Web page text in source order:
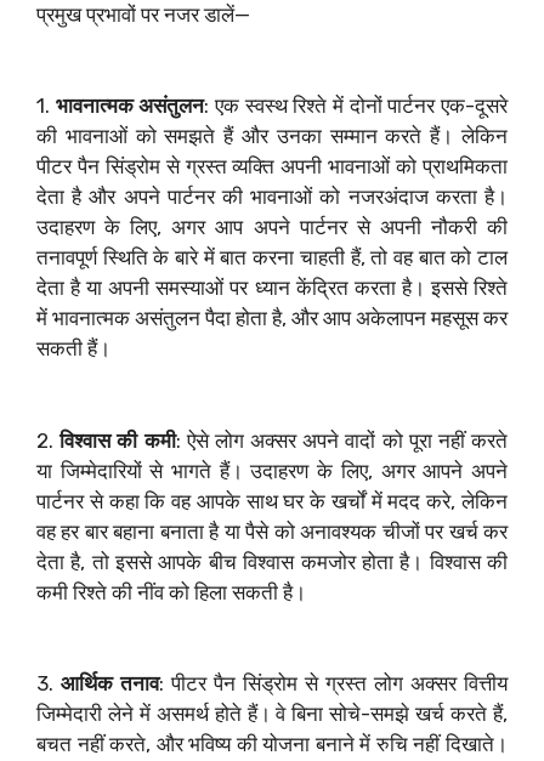
प्रमुख प्रभावों पर नजर डालें—
1. भावनात्मक असंतुलन: एक स्वस्थ रिश्ते में दोनों पार्टनर एक-दूसरे
की भावनाओं को समझते हैं और उनका सम्मान करते हैं। लेकिन
पीटर पैन सिंड्रोम से ग्रस्त व्यक्ति अपनी भावनाओं को प्राथमिकता
देता है और अपने पार्टनर की भावनाओं को नजरअंदाज करता है।
उदाहरण के लिए, अगर आप अपने पार्टनर से अपनी नौकरी की
तनावपूर्ण स्थिति के बारे में बात करना चाहती हैं, तो वह बात को टाल
देता है या अपनी समस्याओं पर ध्यान केंद्रित करता है। इससे रिश्ते
में भावनात्मक असंतुलन पैदा होता है, और आप अकेलापन महसूस कर
सकती हैं।
2.विश्वास की कमी: ऐसे लोग अक्सर अपने वादों को पूरा नहीं करते
या जिम्मेदारियों से भागते हैं। उदाहरण के लिए, अगर आपने अपने
पार्टनर से कहा कि वह आपके साथ घर के खर्चों में मदद करे, लेकिन
वह हर बार बहाना बनाता है या पैसे को अनावश्यक चीजों पर खर्च कर
देता है, तो इससे आपके बीच विश्वास कमजोर होता है। विश्वास की
कमी रिश्ते की नींव को हिला सकती है।
3. आर्थिक तनाव: पीटर पैन सिंड्रोम से ग्रस्त लोग अक्सर वित्तीय
जिम्मेदारी लेने में असमर्थ होते हैं। वे बिना सोचे-समझे खर्च करते हैं,
बचत नहीं करते, और भविष्य की योजना बनाने में रुचि नहीं दिखाते।